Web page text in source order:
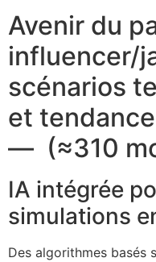
Avenir du
influencer/
scénarios
et
— (≈​310​​
IA intégrée
simulations
Des algorithmes basés